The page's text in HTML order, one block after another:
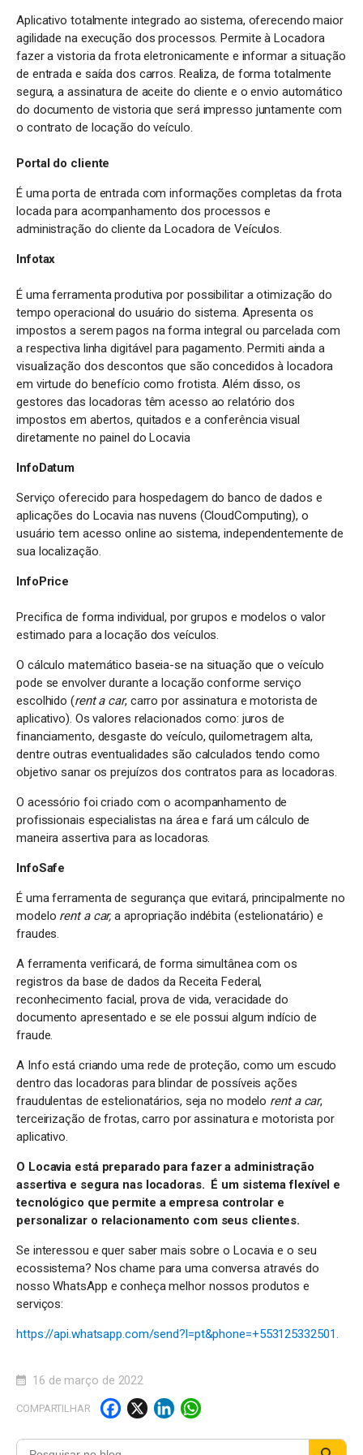
Aplicativo totalmente integrado ao sistema, oferecendo maior
agilidade na execução dos processos. Permite à Locadora
fazer a vistoria da frota eletronicamente e informar a situação
de entrada e saída dos carros. Realiza, de forma totalmente
segura, a assinatura de aceite do cliente e o envio automático
do documento de vistoria que será impresso juntamente com
o contrato de locação do veículo.
Portal do cliente
É uma porta de entrada com informações completas da frota
locada para acompanhamento dos processos e
administração do cliente da Locadora de Veículos.
Infotax
É uma ferramenta produtiva por possibilitar a otimização do
tempo operacional do usuário do sistema. Apresenta os
impostos a serem pagos na forma integral ou parcelada com
a respectiva linha digitável para pagamento. Permiti ainda a
visualização dos descontos que são concedidos à locadora
em virtude do benefício como frotista. Além disso, os
gestores das locadoras têm acesso ao relatório dos
impostos em abertos, quitados e a conferência visual
diretamente no painel do Locavia
InfoDatum
Serviço oferecido para hospedagem do banco de dados e
aplicações do Locavia nas nuvens (CloudComputing), o
usuário tem acesso online ao sistema, independentemente de
sua localização.
InfoPrice
Precifica de forma individual, por grupos e modelos o valor
estimado para a locação dos veículos.
O cálculo matemático baseia-se na situação que o veículo
pode se envolver durante a locação conforme serviço
escolhido (rent a car, carro por assinatura e motorista de
aplicativo). Os valores relacionados como: juros de
financiamento, desgaste do veículo, quilometragem alta,
dentre outras eventualidades são calculados tendo como
objetivo sanar os prejuízos dos contratos para as locadoras.
O acessório foi criado com o acompanhamento de
profissionais especialistas na área e fará um cálculo de
maneira assertiva para as locadoras.
InfoSafe
É uma ferramenta de segurança que evitará, principalmente no
modelo rent a car, a apropriação indébita (estelionatário) e
fraudes.
A ferramenta verificará, de forma simultânea com os
registros da base de dados da Receita Federal,
reconhecimento facial, prova de vida, veracidade do
documento apresentado e se ele possui algum indício de
fraude.
A Info está criando uma rede de proteção, como um escudo
dentro das locadoras para blindar de possíveis ações
fraudulentas de estelionatários, seja no modelo rent a car,
terceirização de frotas, carro por assinatura e motorista por
aplicativo.
O Locavia está preparado para fazer a administração
assertiva e segura nas locadoras. É um sistema flexível e
tecnológico que permite a empresa controlar e
personalizar o relacionamento com seus clientes.
Se interessou e quer saber mais sobre o Locavia e o seu
ecossistema? Nos chame para uma conversa através do
nosso WhatsApp e conheça melhor nossos produtos e
serviços:
https://api.whatsapp.com/send?l=pt&phone=+553125332501.
16 de março de 2022
COMPARTILHAR
F
a
X Li
n
W
h